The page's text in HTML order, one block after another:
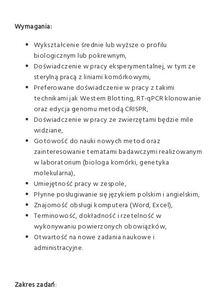
Wymagania:
Wykształcenie średnie lub wyższe o profilu
biologicznym lub pokrewnym,
Doświadczenie w pracy eksperymentalnej, w tym ze
sterylną pracą z liniami komórkowymi,
Preferowane doświadczenie w pracy z takimi
technikami jak Western Blotting, RT-qPCR klonowanie
oraz edycja genomu metodą CRISPR,
Doświadczenie w pracy ze zwierzętami będzie mile
widziane,
Gotowość do nauki nowych metod oraz
zainteresowanie tematami badawczymi realizowanym
w laboratorium (biologa komórki, genetyka
molekularna),
Umiejętność pracy w zespole,
Płynne posługiwanie się językiem polskim i angielskim,
Znajomość obsługi komputera (Word, Excel),
Terminowość, dokładność i rzetelność w
wykonywaniu powierzonych obowiązków,
Otwartość na nowe zadania naukowe i
administracyjne.
Zakres zadań: